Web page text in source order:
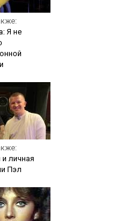
Я не
личная
Пэл